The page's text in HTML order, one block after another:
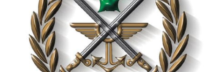
كأس العالم